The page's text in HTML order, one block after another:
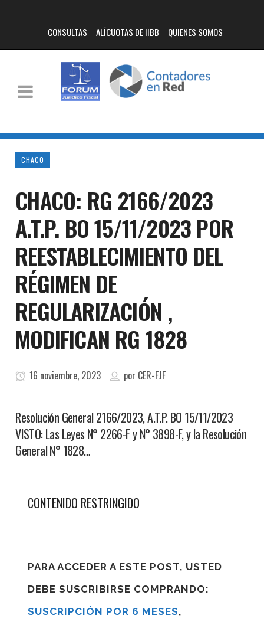
CONSULTAS ALÍCUOTAS DE IIBB QUIENES SOMOS
CHACO
CHACO: RG 2166/2023
A.T.P. BO 15/11/2023 POR
REESTABLECIMIENTO DEL
RÉGIMEN DE
REGULARIZACIÓN ,
MODIFICAN RG 1828
16 noviembre, 2023 por CER-FJF
Resolución General 2166/2023, A.T.P. BO 15/11/2023
VISTO: Las Leyes N° 2266-F y N° 3898-F, y la Resolución
General N° 1828…
CONTENIDO RESTRINGIDO
PARA ACCEDER A ESTE POST, USTED
DEBE SUSCRIBIRSE COMPRANDO:
SUSCRIPCIÓN POR 6 MESES,